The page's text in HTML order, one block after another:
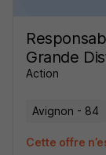
Grande
Action
Avignon - 84
Cette offre